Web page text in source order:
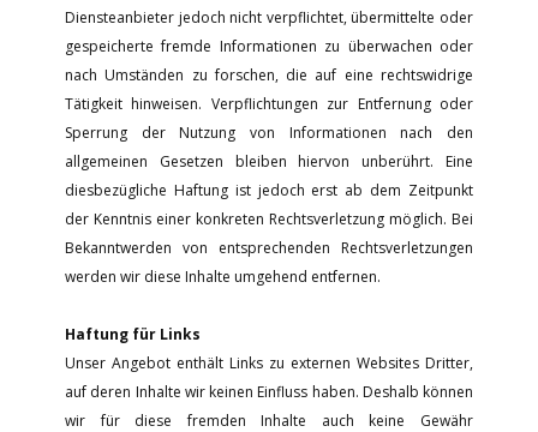
Diensteanbieter jedoch nicht verpflichtet, übermittelte oder
gespeicherte fremde Informationen zu überwachen oder
nach Umständen zu forschen, die auf eine rechtswidrige
Tätigkeit hinweisen. Verpflichtungen zur Entfernung oder
Sperrung der Nutzung von Informationen nach den
allgemeinen Gesetzen bleiben hiervon unberührt. Eine
diesbezügliche Haftung ist jedoch erst ab dem Zeitpunkt
der Kenntnis einer konkreten Rechtsverletzung möglich. Bei
Bekanntwerden von entsprechenden Rechtsverletzungen
werden wir diese Inhalte umgehend entfernen.
Haftung für Links
Unser Angebot enthält Links zu externen Websites Dritter,
auf deren Inhalte wir keinen Einfluss haben. Deshalb können
wir für diese fremden Inhalte auch keine Gewähr